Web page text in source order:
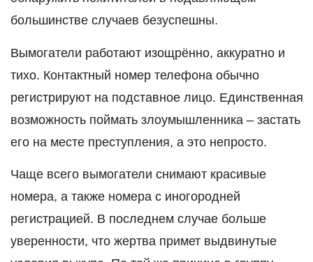
большинстве случаев безуспешны.
Вымогатели работают изощрённо, аккуратно и
тихо. Контактный номер телефона обычно
регистрируют на подставное лицо. Единственная
возможность поймать злоумышленника – застать
его на месте преступления, а это непросто.
Чаще всего вымогатели снимают красивые
номера, а также номера с иногородней
регистрацией. В последнем случае больше
уверенности, что жертва примет выдвинутые